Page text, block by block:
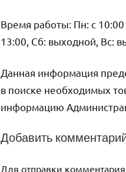
Время работы: Пн: с 10:00
13:00, Сб: выходной, Вс:
Данная информация
в поиске необходимых
информацию
Добавить
Для отправки